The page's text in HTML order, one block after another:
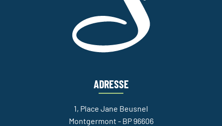
ADRESSE
1, Place Jane Beusnel
Montgermont - BP 96606